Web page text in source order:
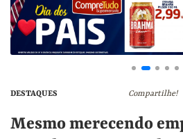
DESTAQUES Compartilhe!
Mesmo merecendo